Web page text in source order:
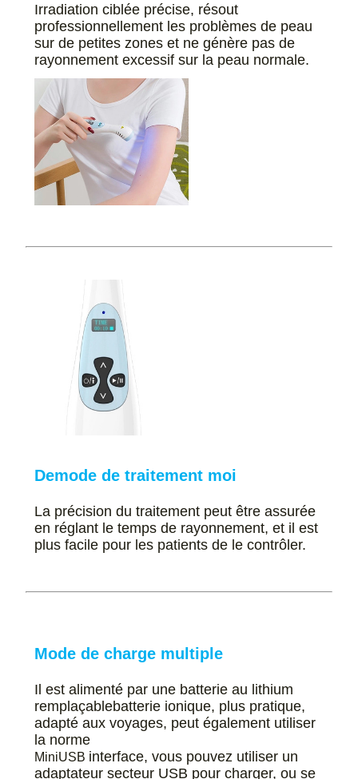
Irradiation ciblée précise, résout
professionnellement les problèmes de peau
sur de petites zones et ne génère pas de
rayonnement excessif sur la peau normale.
Demode de traitement moi
La précision du traitement peut être assurée
en réglant le temps de rayonnement, et il est
plus facile pour les patients de le contrôler.
Mode de charge multiple
Il est alimenté par une batterie au lithium
remplaçablebatterie ionique, plus pratique,
adapté aux voyages, peut également utiliser
la norme
MiniUSB interface, vous pouvez utiliser un
adaptateur secteur USB pour charger, ou se